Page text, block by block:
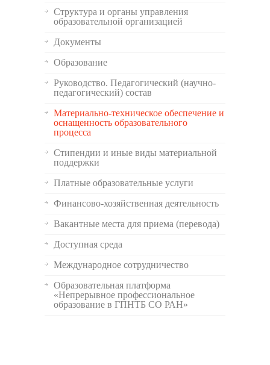
Структура и органы управления
образовательной организацией
Документы
Образование
Руководство. Педагогический (научно-
педагогический) состав
Материально-техническое обеспечение и
оснащенность образовательного
процесса
Стипендии и иные виды материальной
поддержки
Платные образовательные услуги
Финансово-хозяйственная деятельность
Вакантные места для приема (перевода)
Доступная среда
Международное сотрудничество
Образовательная платформа
«Непрерывное профессиональное
образование в ГПНТБ СО РАН»